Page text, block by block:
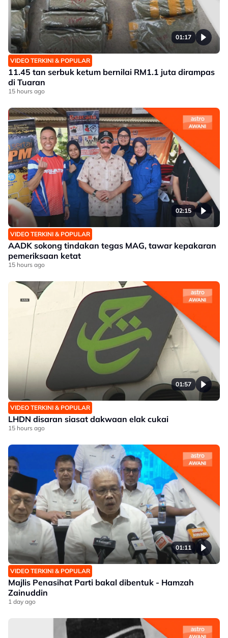
01:17
VIDEO TERKINI & POPULAR
11.45 tan serbuk ketum bernilai RM1.1 juta dirampas
di Tuaran
15 hours ago
02:15
VIDEO TERKINI & POPULAR
AADK sokong tindakan tegas MAG, tawar kepakaran
pemeriksaan ketat
15 hours ago
01:57
VIDEO TERKINI & POPULAR
LHDN disaran siasat dakwaan elak cukai
15 hours ago
01:11
VIDEO TERKINI & POPULAR
Majlis Penasihat Parti bakal dibentuk - Hamzah
Zainuddin
1 day ago